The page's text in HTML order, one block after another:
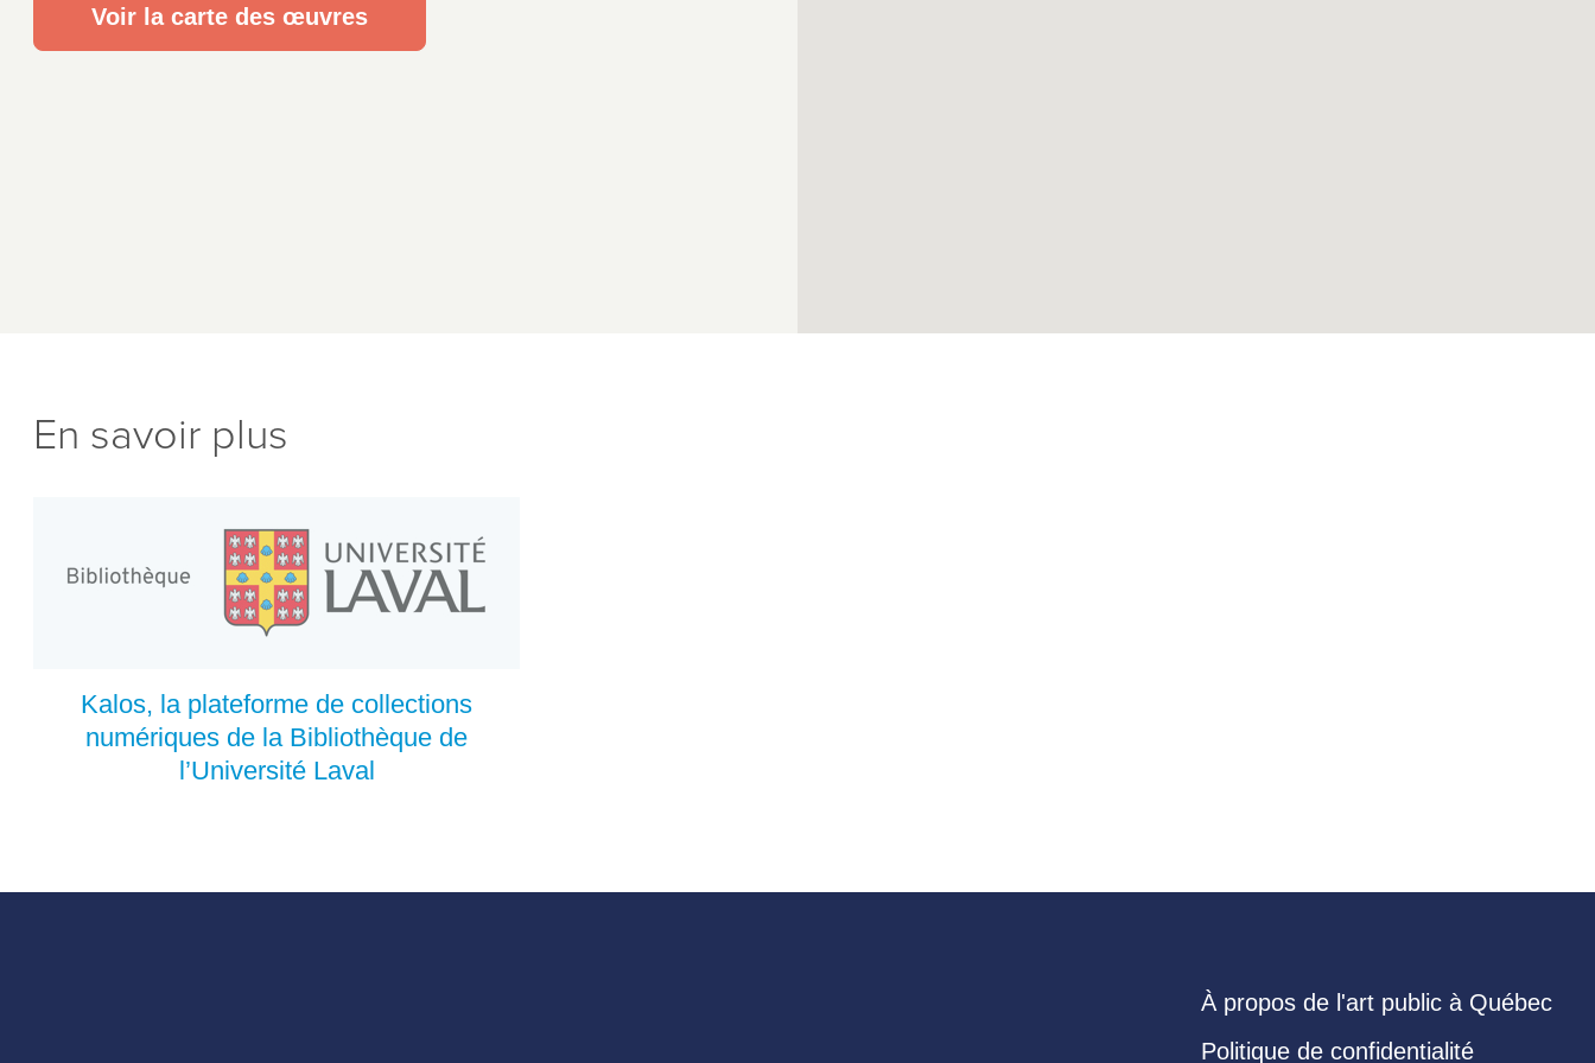
Voir la carte des œuvres
En savoir plus
Kalos, la plateforme de collections
numériques de la Bibliothèque de
l’Université Laval
À propos de l'art public à Québec
Politique de confidentialité